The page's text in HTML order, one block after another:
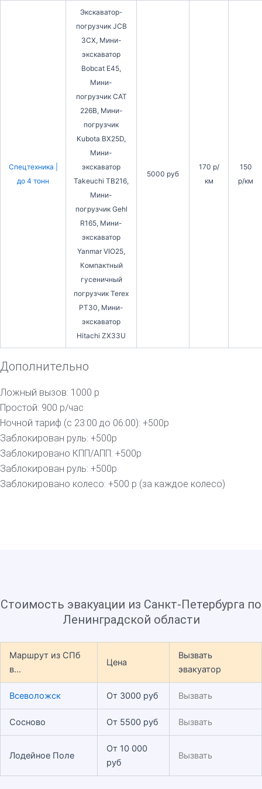
Спецтехника |
до 4 тонн
Экскаватор-
погрузчик JCB
3CX, Мини-
экскаватор
Bobcat E45,
Мини-
погрузчик CAT
226B, Мини-
погрузчик
Kubota BX25D,
Мини-
экскаватор
Takeuchi TB216,
Мини-
погрузчик Gehl
R165, Мини-
экскаватор
Yanmar VIO25,
Компактный
гусеничный
погрузчик Terex
PT30, Мини-
экскаватор
Hitachi ZX33U
5000 руб
170 р/
км
150
р/км
Дополнительно
Ложный вызов: 1000 р
Простой: 900 р/час
Ночной тариф (с 23:00 до 06:00): +500р
Заблокирован руль: +500р
Заблокировано КПП/АПП: +500р
Заблокирован руль: +500р
Заблокировано колесо: +500 р (за каждое колесо)
Стоимость эвакуации из Санкт-Петербурга по
Ленинградской области
Маршрут из СПб
в…
Цена
Вызвать
эвакуатор
Всеволожск От 3000 руб Вызвать
Сосново От 5500 руб Вызвать
Лодейное Поле
От 10 000
руб
Вызвать